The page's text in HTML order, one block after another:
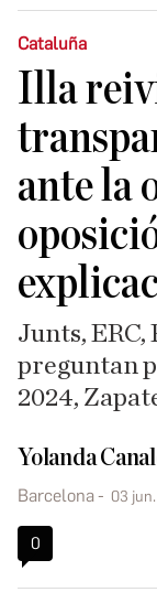
Cataluña
Illa
ante la
Junts, ERC,
preguntan
2024,
Yolanda
Barcelona 03
0